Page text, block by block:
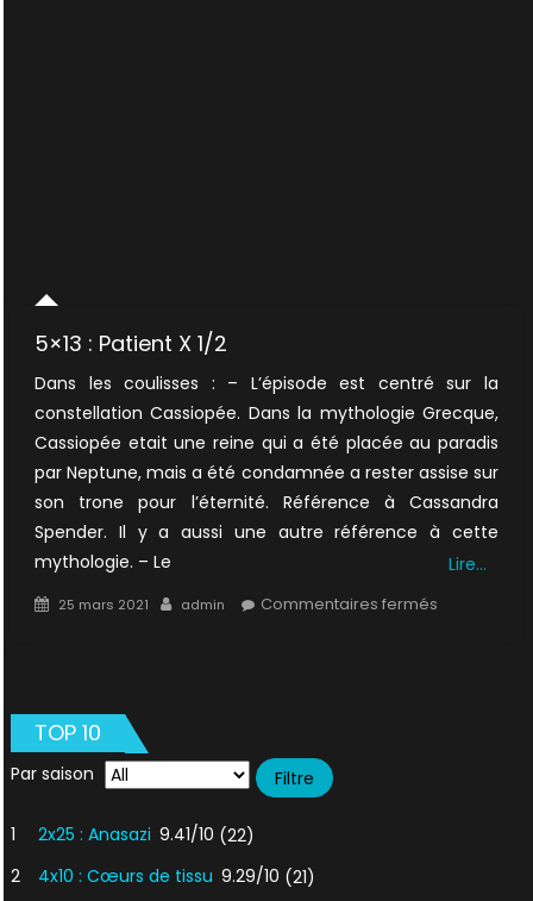
5×13 : Patient X 1/2
Dans les coulisses : – L’épisode est centré sur la
constellation Cassiopée. Dans la mythologie Grecque,
Cassiopée etait une reine qui a été placée au paradis
par Neptune, mais a été condamnée a rester assise sur
son trone pour l’éternité. Référence à Cassandra
Spender. Il y a aussi une autre référence à cette
mythologie. – Le
Lire…
Posted
25 mars 2021 Author
admin Commentaires ferméssur
TOP 10
Par saison
1 2x25 : Anasazi 9.41/10 (22)
2
4x10 : Cœurs de tissu 9.29/10 (21)